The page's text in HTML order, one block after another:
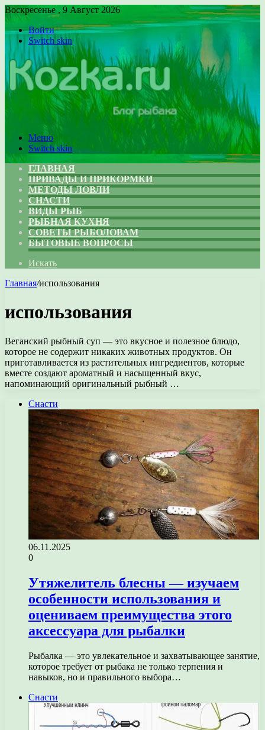
Воскресенье , 9 Август 2026
Войти
Switch skin
Меню
Switch skin
ГЛАВНАЯ
ПРИВАДЫ И ПРИКОРМКИ
МЕТОДЫ ЛОВЛИ
СНАСТИ
ВИДЫ РЫБ
РЫБНАЯ КУХНЯ
СОВЕТЫ РЫБОЛОВАМ
БЫТОВЫЕ ВОПРОСЫ
Искать
Главная/использования
использования
Веганский рыбный суп — это вкусное и полезное блюдо,
которое не содержит никаких животных продуктов. Он
приготавливается из растительных ингредиентов, которые
вместе создают ароматный и насыщенный вкус,
напоминающий оригинальный рыбный …
Снасти
06.11.2025
0
Утяжелитель блесны — изучаем
особенности использования и
оцениваем преимущества этого
аксессуара для рыбалки
Рыбалка — это увлекательное и захватывающее занятие,
которое требует от рыбака не только терпения и
навыков, но и правильного выбора…
Снасти